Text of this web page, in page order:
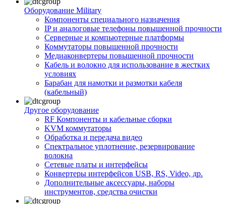
Оборудование Military
Компоненты специального назначения
IP и аналоговые телефоны повышенной прочности
Серверные и компьютерные платформы
Коммутаторы повышенной прочности
Медиаконвертеры повышенной прочности
Кабель и волокно для использование в жестких
условиях
Барабан для намотки и размотки кабеля
(кабельный)
Другое оборудование
RF Компоненты и кабельные сборки
KVM коммутаторы
Обработка и передача видео
Спектральное уплотнение, резервирование
волокна
Сетевые платы и интерфейсы
Конвертеры интерфейсов USB, RS, Video, др.
Дополнительные аксессуары, наборы
инструментов, средства очистки